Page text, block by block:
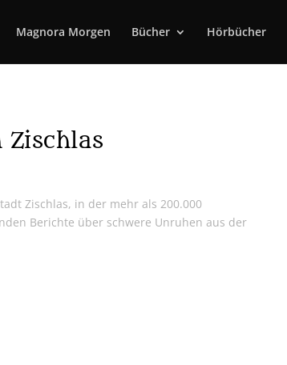
Magnora Morgen Bücher Hörbücher
Zischlas
Zischlas, in der mehr als 200.000
Berichte über schwere Unruhen aus der